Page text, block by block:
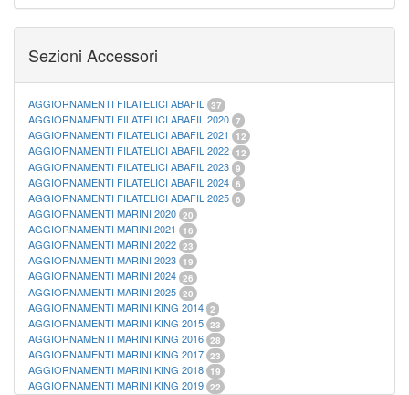
Sezioni Accessori
AGGIORNAMENTI FILATELICI ABAFIL 37
AGGIORNAMENTI FILATELICI ABAFIL 2020 7
AGGIORNAMENTI FILATELICI ABAFIL 2021 12
AGGIORNAMENTI FILATELICI ABAFIL 2022 12
AGGIORNAMENTI FILATELICI ABAFIL 2023 9
AGGIORNAMENTI FILATELICI ABAFIL 2024 6
AGGIORNAMENTI FILATELICI ABAFIL 2025 6
AGGIORNAMENTI MARINI 2020 20
AGGIORNAMENTI MARINI 2021 16
AGGIORNAMENTI MARINI 2022 23
AGGIORNAMENTI MARINI 2023 19
AGGIORNAMENTI MARINI 2024 26
AGGIORNAMENTI MARINI 2025 20
AGGIORNAMENTI MARINI KING 2014 2
AGGIORNAMENTI MARINI KING 2015 23
AGGIORNAMENTI MARINI KING 2016 28
AGGIORNAMENTI MARINI KING 2017 23
AGGIORNAMENTI MARINI KING 2018 19
AGGIORNAMENTI MARINI KING 2019 22